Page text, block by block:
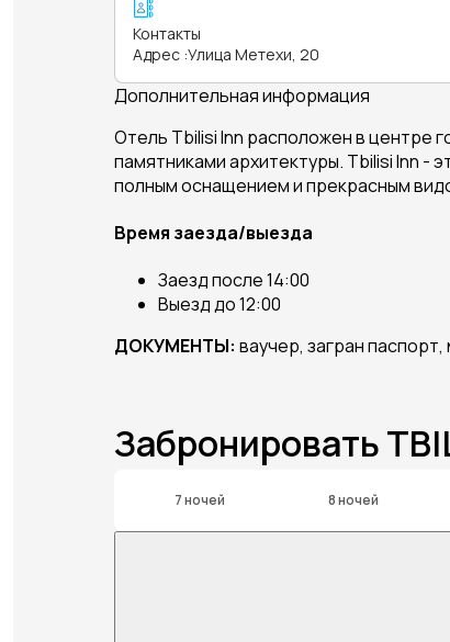
Контакты
Адрес :Улица Метехи, 20
Дополнительная информация
Отель Tbilisi Inn расположен в центре
памятниками архитектуры. Tbilisi Inn -
полным оснащением и прекрасным
Время заезда/выезда
Заезд после 14:00
Выезд до 12:00
ДОКУМЕНТЫ: ваучер, загран
Забронировать
7 ночей 8 ночей